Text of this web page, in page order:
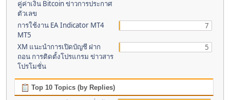
คู่ค่าเงิน Bitcoin ข่าวการประกาศ
ตัวเลข
การใช้งาน EA Indicator MT4
MT5
7
XM แนะนำการเปิดบัญชี ฝาก
ถอน การติดตั้งโปรแกรม ข่าวสาร
โปรโมชั่น
5
Top 10 Topics (by Replies)